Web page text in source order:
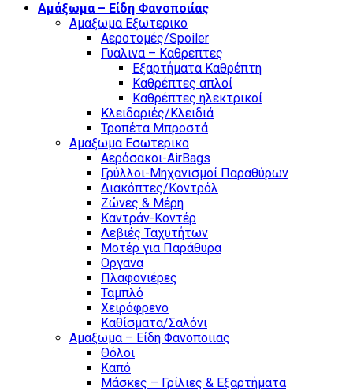
Αμάξωμα – Είδη Φανοποιίας
Αμαξωμα Εξωτερικο
Αεροτομές/Spoiler
Γυαλινα – Καθρεπτες
Εξαρτήματα Καθρέπτη
Καθρέπτες απλοί
Καθρέπτες ηλεκτρικοί
Κλειδαριές/Κλειδιά
Τροπέτα Μπροστά
Αμαξωμα Εσωτερικο
Αερόσακοι-AirBags
Γρύλλοι-Μηχανισμοί Παραθύρων
Διακόπτες/Κοντρόλ
Ζώνες & Μέρη
Καντράν-Κοντέρ
Λεβιές Ταχυτήτων
Μοτέρ για Παράθυρα
Οργανα
Πλαφονιέρες
Ταμπλό
Χειρόφρενο
Καθίσματα/Σαλόνι
Αμαξωμα – Είδη Φανοποιιας
Θόλοι
Καπό
Μάσκες – Γρίλιες & Εξαρτήματα